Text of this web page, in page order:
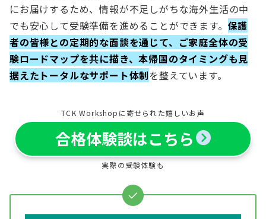
にお届けするため、情報が不足しがちな海外生活の中
でも安心して受験準備を進めることができます。 保護
者の皆様との定期的な面談を通じて、ご家庭全体の受
験ロードマップを共に描き、本帰国のタイミングも見
据えたトータルなサポート体制を整えています。
TCK Workshopに寄せられた嬉しいお声
合格体験談はこちら
実際の受験体験も